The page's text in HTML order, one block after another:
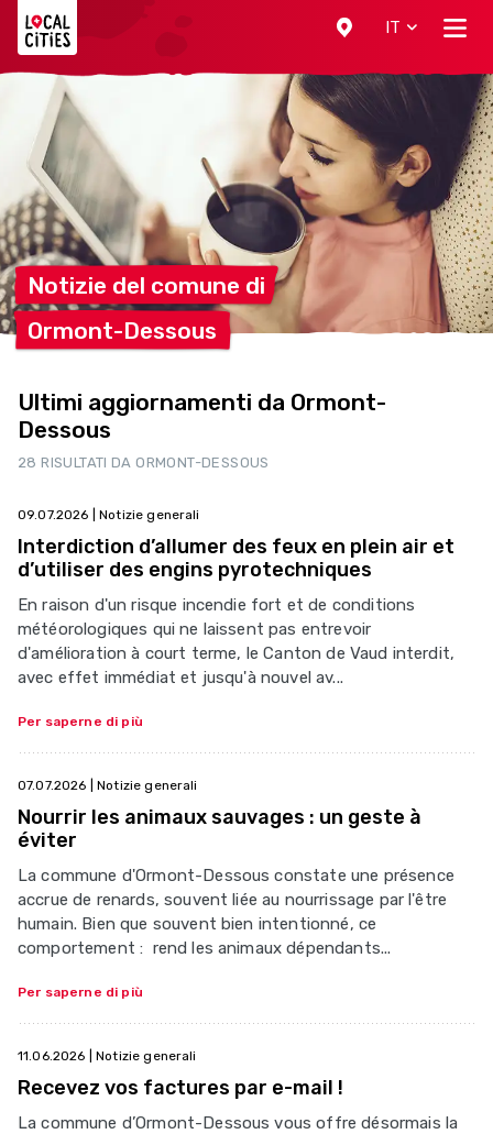
IT
Notizie del comune di
Ormont-Dessous
Ultimi aggiornamenti da Ormont-
Dessous
28 RISULTATI DA ORMONT-DESSOUS
09.07.2026 | Notizie generali
Interdiction d’allumer des feux en plein air et
d’utiliser des engins pyrotechniques
En raison d'un risque incendie fort et de conditions
météorologiques qui ne laissent pas entrevoir
d'amélioration à court terme, le Canton de Vaud interdit,
avec effet immédiat et jusqu'à nouvel av...
Per saperne di più
07.07.2026 | Notizie generali
Nourrir les animaux sauvages : un geste à
éviter
La commune d'Ormont-Dessous constate une présence
accrue de renards, souvent liée au nourrissage par l'être
humain. Bien que souvent bien intentionné, ce
comportement : rend les animaux dépendants...
Per saperne di più
11.06.2026 | Notizie generali
Recevez vos factures par e-mail !
La commune d’Ormont-Dessous vous offre désormais la